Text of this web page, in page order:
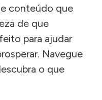
conteúdo que
de que
para ajudar
Navegue
o que